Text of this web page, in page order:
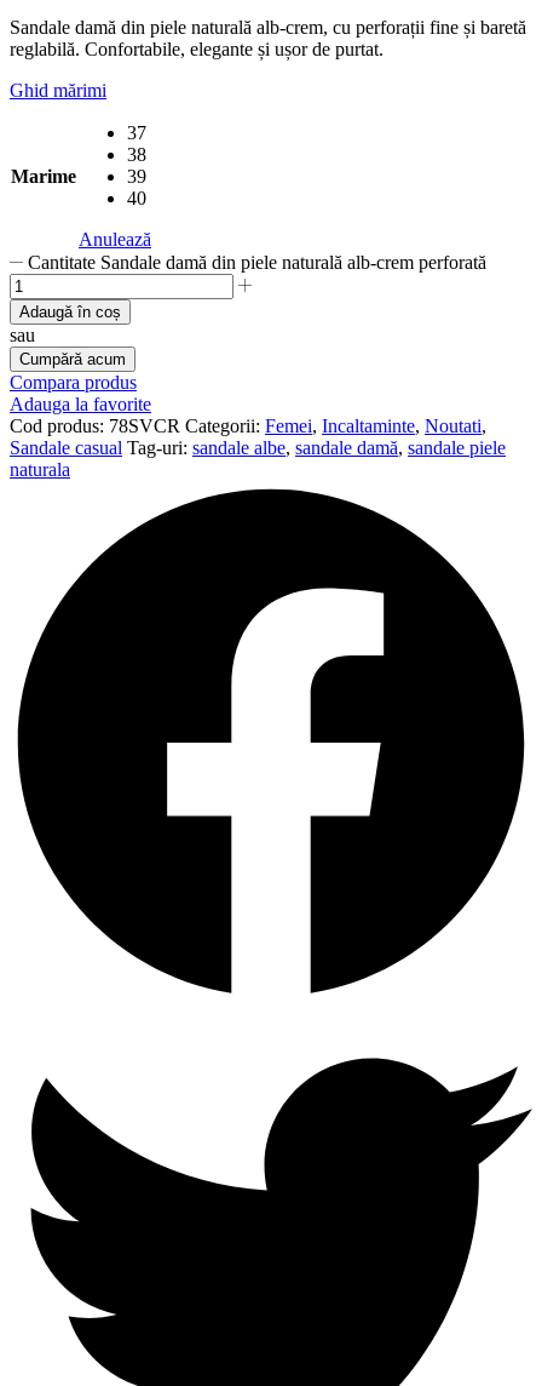
Sandale damă din piele naturală alb-crem, cu perforații fine și baretă
reglabilă. Confortabile, elegante și ușor de purtat.
Ghid mărimi
Marime
37
38
39
40
Anulează
Cantitate Sandale damă din piele naturală alb-crem perforată
Adaugă în coș
sau
Cumpără acum
Compara produs
Adauga la favorite
Cod produs: 78SVCR Categorii: Femei, Incaltaminte, Noutati,
Sandale casual Tag-uri: sandale albe, sandale damă, sandale piele
naturala